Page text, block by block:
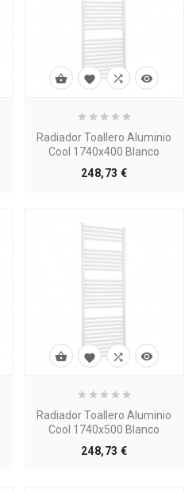
Radiador Toallero Aluminio
Cool 1740x400 Blanco
248,73 €Precio
   
Radiador Toallero Aluminio
Cool 1740x500 Blanco
248,73 €Precio
   